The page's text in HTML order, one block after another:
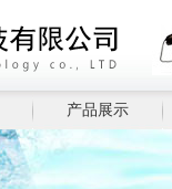
产品展示